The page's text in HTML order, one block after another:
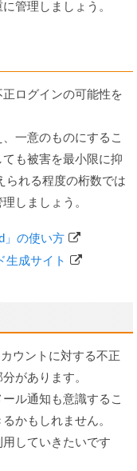
管理しましょう。
ログインの可能性を
一意のものにするこ
も被害を最小限に抑
られる程度の桁数では
しましょう。
」の使い方
生成サイト
ウントに対する不正
があります。
ル通知も意識するこ
かもしれません。
していきたいです